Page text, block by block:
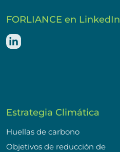
FORLIANCE en LinkedIn
Estrategia Climática
Huellas de carbono
Objetivos de reducción de